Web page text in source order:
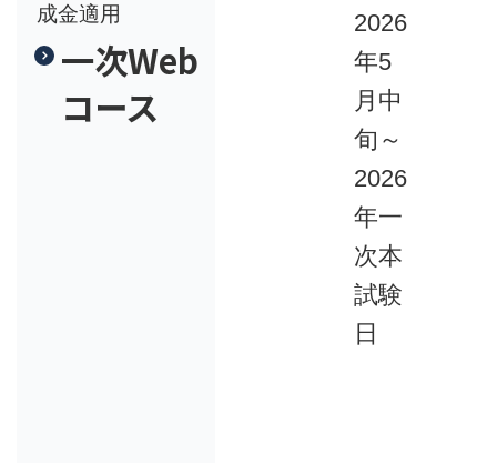
成金適用
一次Web
コース
2026
年5
月中
旬～
2026
年一
次本
試験
日